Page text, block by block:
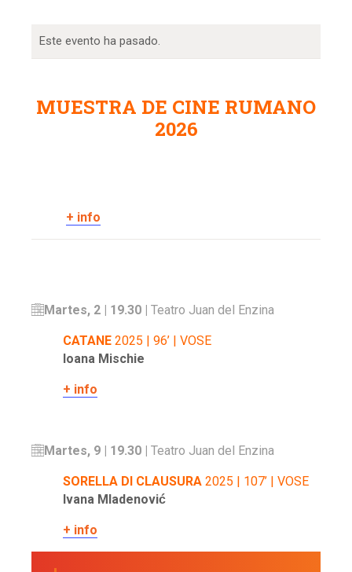
Este evento ha pasado.
MUESTRA DE CINE RUMANO
2026
+ info
Martes, 2 | 19.30 | Teatro Juan del Enzina
CATANE 2025 | 96’ | VOSE
Ioana Mischie
+ info
Martes, 9 | 19.30 | Teatro Juan del Enzina
SORELLA DI CLAUSURA 2025 | 107’ | VOSE
Ivana Mladenović
+ info